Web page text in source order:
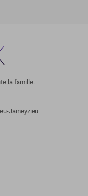
la famille.
Jameyzieu